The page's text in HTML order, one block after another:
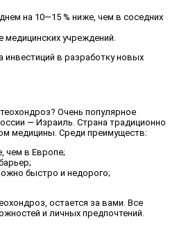
на 10—15 % ниже, чем в соседних
медицинских учреждений.
инвестиций в разработку новых
Очень популярное
— Израиль. Страна традиционно
медицины. Среди преимуществ:
чем в Европе;
быстро и недорого;
остается за вами. Все
и личных предпочтений.